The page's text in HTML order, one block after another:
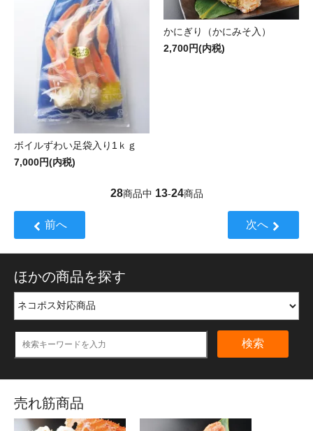
ボイルずわい足袋入り1ｋｇ
7,000円(内税)
かにぎり（かにみそ入）
2,700円(内税)
28商品中 13-24商品
前へ 次へ
ほかの商品を探す
検索
売れ筋商品